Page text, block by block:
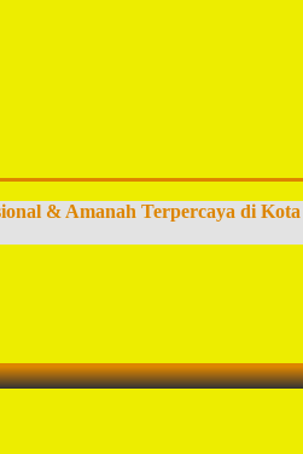
& Amanah Terpercaya di